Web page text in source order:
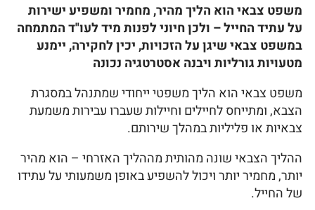
משפט צבאי הוא הליך מהיר, מחמיר ומשפיע ישירות
על עתיד החייל – ולכן חיוני לפנות מיד לעו"ד המתמחה
במשפט צבאי שיגן על הזכויות, יכין לחקירה, יימנע
מטעויות גורליות ויבנה אסטרטגיה נכונה
משפט צבאי הוא הליך משפטי ייחודי שמתנהל במסגרת
הצבא, ומתייחס לחיילים וחיילות שעברו עבירות משמעת
צבאיות או פליליות במהלך שירותם.
ההליך הצבאי שונה מהותית מההליך האזרחי – הוא מהיר
יותר, מחמיר יותר ויכול להשפיע באופן משמעותי על עתידו
של החייל.